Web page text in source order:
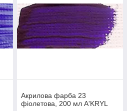
Акрилова фарба 23
фіолетова, 200 мл A'KRYL